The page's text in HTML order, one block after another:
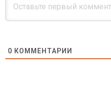
0 КОММЕНТАРИИ